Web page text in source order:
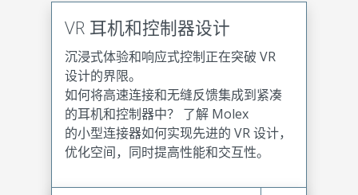
VR 耳机和控制器设计
沉浸式体验和响应式控制正在突破 VR
设计的界限。
如何将高速连接和无缝反馈集成到紧凑
的耳机和控制器中？ 了解 Molex
的小型连接器如何实现先进的 VR 设计，
优化空间，同时提高性能和交互性。